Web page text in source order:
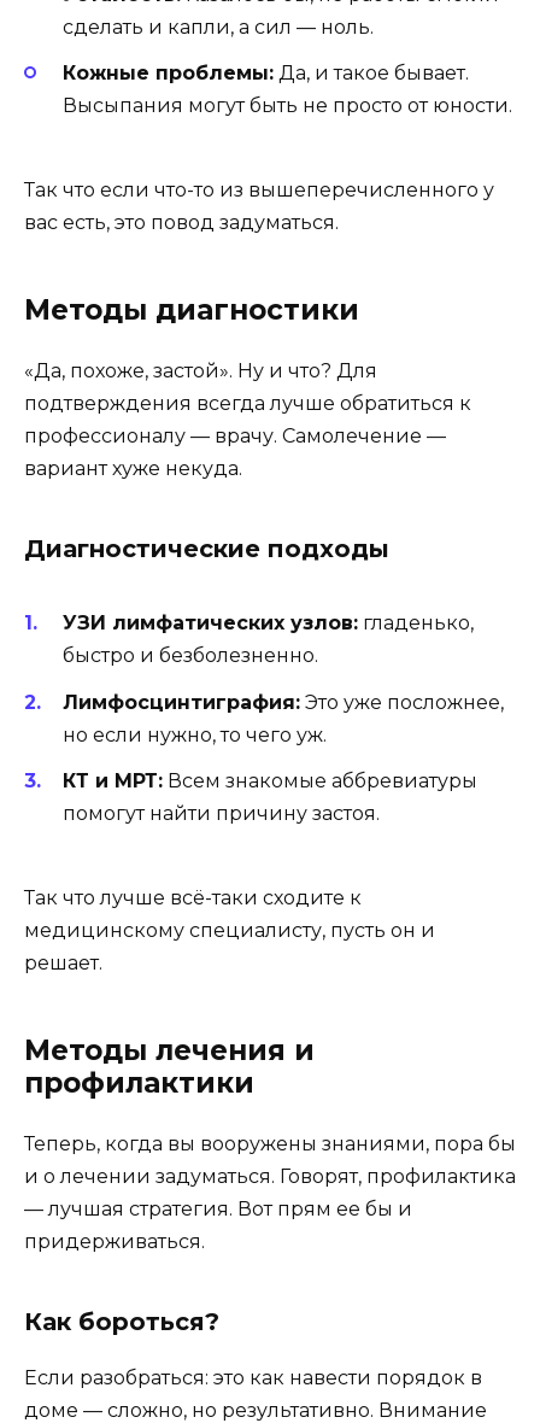
сделать и капли, а сил — ноль.
Кожные проблемы: Да, и такое бывает.
Высыпания могут быть не просто от юности.
Так что если что-то из вышеперечисленного у
вас есть, это повод задуматься.
Методы диагностики
«Да, похоже, застой». Ну и что? Для
подтверждения всегда лучше обратиться к
профессионалу — врачу. Самолечение —
вариант хуже некуда.
Диагностические подходы
УЗИ лимфатических узлов: гладенько,
быстро и безболезненно.
Лимфосцинтиграфия: Это уже посложнее,
но если нужно, то чего уж.
КТ и МРТ: Всем знакомые аббревиатуры
помогут найти причину застоя.
Так что лучше всё-таки сходите к
медицинскому специалисту, пусть он и
решает.
Методы лечения и
профилактики
Теперь, когда вы вооружены знаниями, пора бы
и о лечении задуматься. Говорят, профилактика
— лучшая стратегия. Вот прям ее бы и
придерживаться.
Как бороться?
Если разобраться: это как навести порядок в
доме — сложно, но результативно. Внимание